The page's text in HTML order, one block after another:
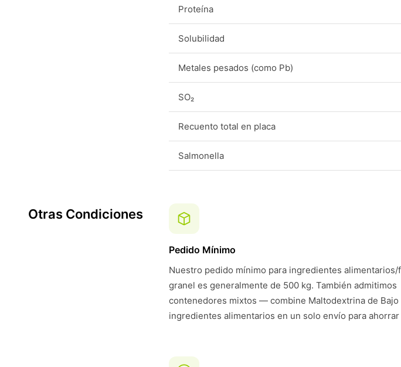
Proteína
Solubilidad
Metales pesados (como Pb)
SO₂
Recuento total en placa
Salmonella
Otras Condiciones
Pedido Mínimo
Nuestro pedido mínimo para ingredientes
granel es generalmente de 500 kg. También admitimos
contenedores mixtos — combine Maltodextrina de Bajo
ingredientes alimentarios en un solo envío para